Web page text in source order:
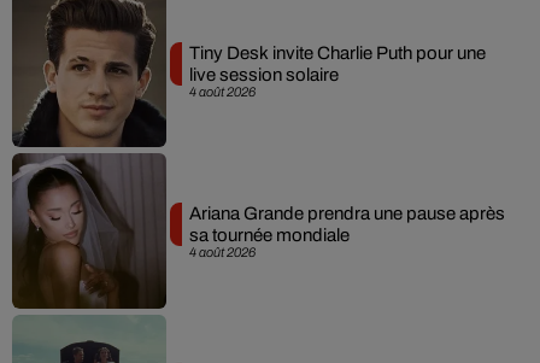
4 août 2026
Tiny Desk invite Charlie Puth pour une
live session solaire
4 août 2026
Ariana Grande prendra une pause après
sa tournée mondiale